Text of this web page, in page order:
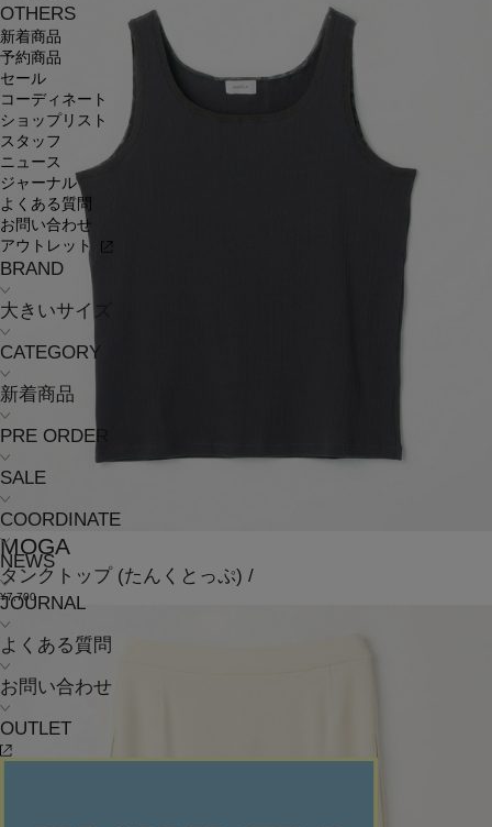
OTHERS
新着商品
予約商品
セール
コーディネート
ショップリスト
スタッフ
ニュース
ジャーナル
よくある質問
お問い合わせ
アウトレット
BRAND
大きいサイズ
CATEGORY
新着商品
PRE ORDER
SALE
COORDINATE
NEWS
JOURNAL
よくある質問
お問い合わせ
OUTLET
MOGA
タンクトップ (たんくとっぷ) /
¥7,700